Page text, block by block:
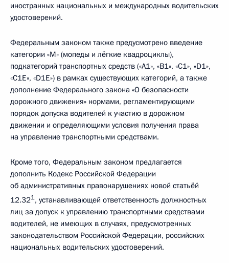
иностранных национальных и международных водительских
удостоверений.
Федеральным законом также предусмотрено введение
категории «М» (мопеды и лёгкие квадроциклы),
подкатегорий транспортных средств («А1», «В1», «С1», «D1»,
«С1Е», «D1E») в рамках существующих категорий, а также
дополнение Федерального закона «О безопасности
дорожного движения» нормами, регламентирующими
порядок допуска водителей к участию в дорожном
движении и определяющими условия получения права
на управление транспортными средствами.
Кроме того, Федеральным законом предлагается
дополнить Кодекс Российской Федерации
об административных правонарушениях новой статьёй
12.321, устанавливающей ответственность должностных
лиц за допуск к управлению транспортными средствами
водителей, не имеющих в случаях, предусмотренных
законодательством Российской Федерации, российских
национальных водительских удостоверений.